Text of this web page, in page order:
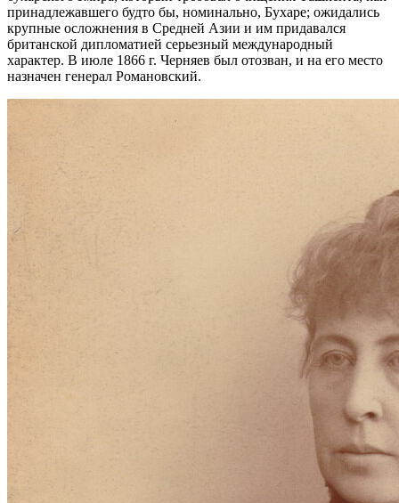
принадлежавшего будто бы, номинально, Бухаре; ожидались
крупные осложнения в Средней Азии и им придавался
британской дипломатией серьезный международный
характер. В июле 1866 г. Черняев был отозван, и на его место
назначен генерал Романовский.